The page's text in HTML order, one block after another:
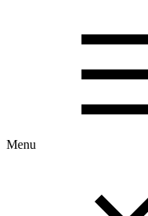
Menu